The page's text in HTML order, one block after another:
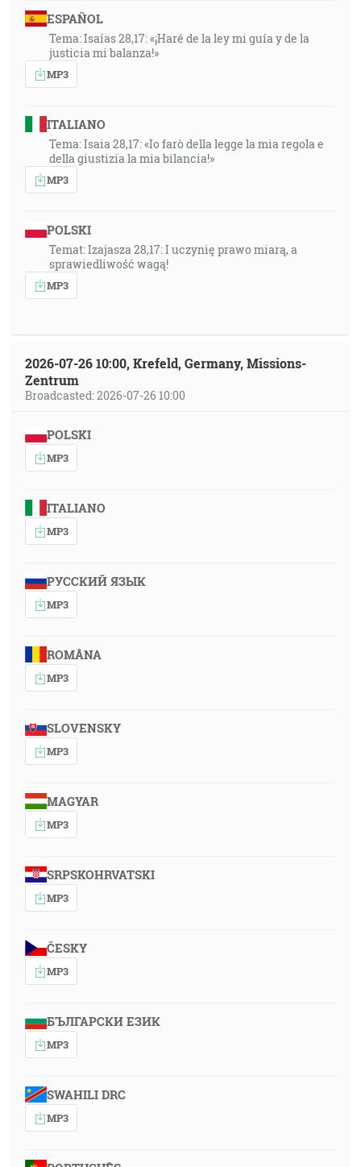
ESPAÑOL
Tema: Isaías 28,17: «¡Haré de la ley mi guía y de la
justicia mi balanza!»
MP3
ITALIANO
Tema: Isaia 28,17: «Io farò della legge la mia regola e
della giustizia la mia bilancia!»
MP3
POLSKI
Temat: Izajasza 28,17: I uczynię prawo miarą, a
sprawiedliwość wagą!
MP3
2026-07-26 10:00, Krefeld, Germany, Missions-
Zentrum
Broadcasted: 2026-07-26 10:00
POLSKI
MP3
ITALIANO
MP3
РУССКИЙ ЯЗЫК
MP3
ROMÂNA
MP3
SLOVENSKY
MP3
MAGYAR
MP3
SRPSKOHRVATSKI
MP3
ČESKY
MP3
БЪЛГАРСКИ ЕЗИК
MP3
SWAHILI DRC
MP3